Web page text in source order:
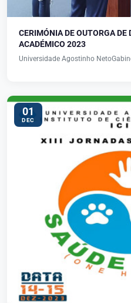
CERIMÓNIA DE OUTORGA DE
ACADÉMICO 2023
Universidade Agostinho
01
DEC